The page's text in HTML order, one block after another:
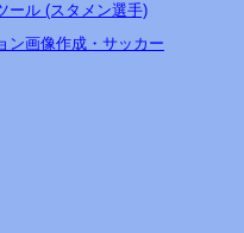
ール (スタメン選手)
ン画像作成・サッカー